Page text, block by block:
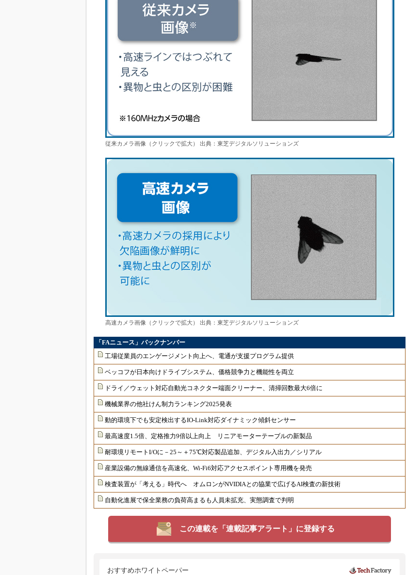
従来カメラ画像（クリックで拡大） 出典：東芝デジタルソリューションズ
高速カメラ画像（クリックで拡大） 出典：東芝デジタルソリューションズ
「FAニュース」バックナンバー
工場従業員のエンゲージメント向上へ、電通が支援プログラム提供
ベッコフが日本向けドライブシステム、価格競争力と機能性を両立
ドライ／ウェット対応自動光コネクター端面クリーナー、清掃回数最大6倍に
機械業界の他社けん制力ランキング2025発表
動的環境下でも安定検出するIO-Link対応ダイナミック傾斜センサー
最高速度1.5倍、定格推力9倍以上向上 リニアモーターテーブルの新製品
耐環境リモートI/Oに－25～＋75℃対応製品追加、デジタル入出力／シリアル
産業設備の無線通信を高速化、Wi-Fi6対応アクセスポイント専用機を発売
検査装置が「考える」時代へ オムロンがNVIDIAとの協業で広げるAI検査の新技術
自動化進展で保全業務の負荷高まるも人員未拡充、実態調査で判明
この連載を「連載記事アラート」に登録する
おすすめホワイトペーパー